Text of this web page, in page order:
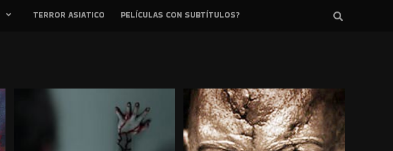
TERROR ASIATICO PELÍCULAS CON SUBTÍTULOS?